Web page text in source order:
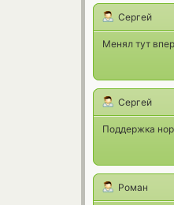
Сергей
Менял тут
Сергей
Поддержка
Роман